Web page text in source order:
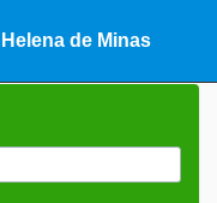
de Minas